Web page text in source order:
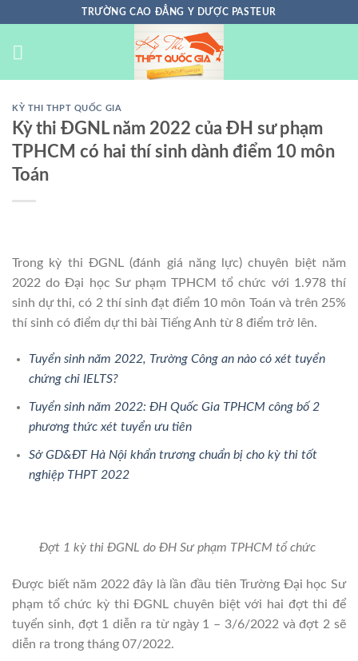
nội
TRƯỜNG CAO ĐẲNG Y DƯỢC PASTEUR
KỲ THI THPT QUỐC GIA
Kỳ thi ĐGNL năm 2022 của ĐH sư phạm
TPHCM có hai thí sinh dành điểm 10 môn
Toán
Trong kỳ thi ĐGNL (đánh giá năng lực) chuyên biệt năm
2022 do Đại học Sư phạm TPHCM tổ chức với 1.978 thí
sinh dự thi, có 2 thí sinh đạt điểm 10 môn Toán và trên 25%
thí sinh có điểm dự thi bài Tiếng Anh từ 8 điểm trở lên.
Tuyển sinh năm 2022, Trường Công an nào có xét tuyển
chứng chỉ IELTS?
Tuyển sinh năm 2022: ĐH Quốc Gia TPHCM công bố 2
phương thức xét tuyển ưu tiên
Sở GD&ĐT Hà Nội khẩn trương chuẩn bị cho kỳ thi tốt
nghiệp THPT 2022
Đợt 1 kỳ thi ĐGNL do ĐH Sư phạm TPHCM tổ chức
Được biết năm 2022 đây là lần đầu tiên Trường Đại học Sư
phạm tổ chức kỳ thi ĐGNL chuyên biệt với hai đợt thi để
tuyển sinh, đợt 1 diễn ra từ ngày 1 – 3/6/2022 và đợt 2 sẽ
diễn ra trong tháng 07/2022.